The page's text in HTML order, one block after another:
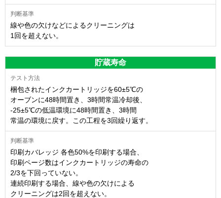
線や色の欠けなどによるクリーニングは
1回を超えない。
貯蔵寿命
梱包されたインクカートリッジを60±5℃の
オーブンに48時間置き、3時間常温冷却後、
-25±5℃の低温環境に48時間置き、3時間
常温の環境に戻す。この工程を3回繰り返す。
印刷カバレッジ 各色50%を印刷する場合、
印刷ページ数はインクカートリッジの寿命の
2/3を下回っていない。
連続印刷する場合、線や色の欠けによる
クリーニングは2回を超えない。